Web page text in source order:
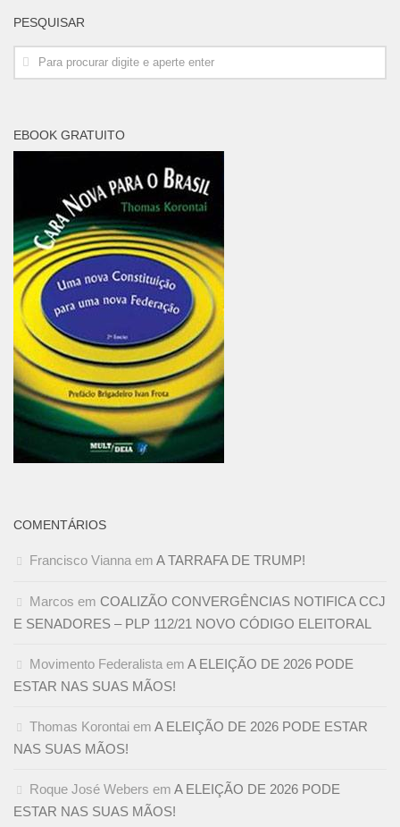
PESQUISAR
EBOOK GRATUITO
COMENTÁRIOS
Francisco Vianna em A TARRAFA DE TRUMP!
Marcos em COALIZÃO CONVERGÊNCIAS NOTIFICA CCJ
E SENADORES – PLP 112/21 NOVO CÓDIGO ELEITORAL
Movimento Federalista em A ELEIÇÃO DE 2026 PODE
ESTAR NAS SUAS MÃOS!
Thomas Korontai em A ELEIÇÃO DE 2026 PODE ESTAR
NAS SUAS MÃOS!
Roque José Webers em A ELEIÇÃO DE 2026 PODE
ESTAR NAS SUAS MÃOS!